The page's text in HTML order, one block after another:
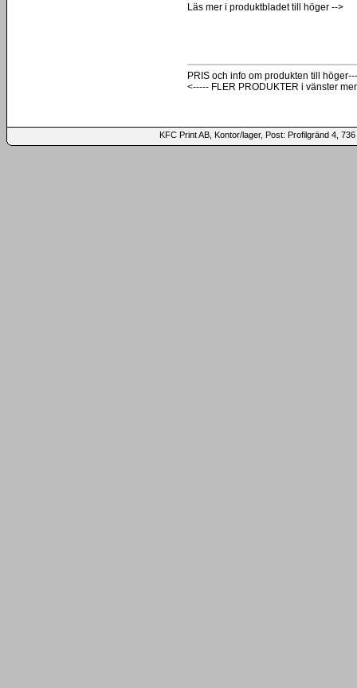
Läs mer i produktbladet till höger -->
PRIS och info om produkten till
<----- FLER PRODUKTER i vänster
KFC Print AB, Kontor/lager, Post: Profilgränd 4,